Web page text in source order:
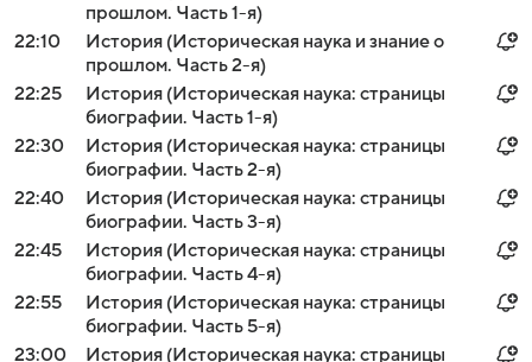
прошлом. Часть 1-я)
22:10
История (Историческая наука и знание о
прошлом. Часть 2-я)
22:25
История (Историческая наука: страницы
биографии. Часть 1-я)
22:30
История (Историческая наука: страницы
биографии. Часть 2-я)
22:40
История (Историческая наука: страницы
биографии. Часть 3-я)
22:45
История (Историческая наука: страницы
биографии. Часть 4-я)
22:55
История (Историческая наука: страницы
биографии. Часть 5-я)
23:00
История (Историческая наука: страницы